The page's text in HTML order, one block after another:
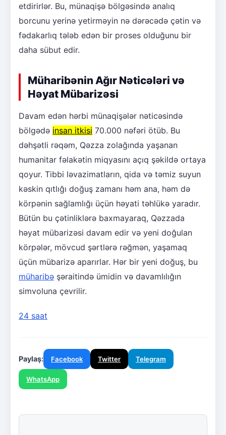
etdirirlər. Bu, münaqişə bölgəsində analıq
borcunu yerinə yetirməyin nə dərəcədə çətin və
fədakarlıq tələb edən bir proses olduğunu bir
daha sübut edir.
Müharibənin Ağır Nəticələri və
Həyat Mübarizəsi
Davam edən hərbi münaqişələr nəticəsində
bölgədə insan itkisi 70.000 nəfəri ötüb. Bu
dəhşətli rəqəm, Qəzza zolağında yaşanan
humanitar fəlakətin miqyasını açıq şəkildə ortaya
qoyur. Tibbi ləvazimatların, qida və təmiz suyun
kəskin qıtlığı doğuş zamanı həm ana, həm də
körpənin sağlamlığı üçün həyati təhlükə yaradır.
Bütün bu çətinliklərə baxmayaraq, Qəzzada
həyat mübarizəsi davam edir və yeni doğulan
körpələr, mövcud şərtlərə rəğmən, yaşamaq
üçün mübarizə aparırlar. Hər bir yeni doğuş, bu
müharibə şəraitində ümidin və davamlılığın
simvoluna çevrilir.
24 saat
Paylaş: Facebook Twitter Telegram
WhatsApp